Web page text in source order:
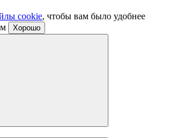
cookie, чтобы вам было удобнее
Хорошо